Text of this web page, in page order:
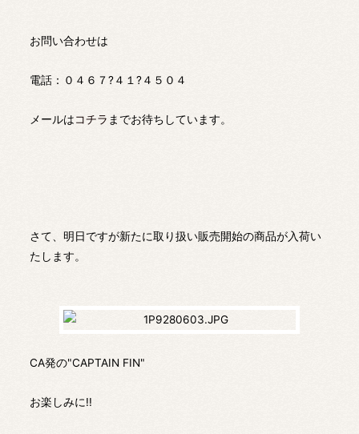
お問い合わせは
電話：０４６７?４１?４５０４
メールはコチラ までお待ちしています。
さて、明日ですが新たに取り扱い販売開始の商品が入荷い
たします。
CA発の"CAPTAIN FIN"
お楽しみに!!